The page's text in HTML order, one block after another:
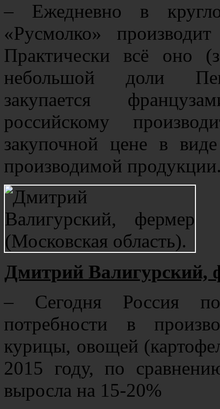
– Ежедневно в
«Русмолко»
Практически всё оно
небольшой доли
закупается
российскому
закупочной цене в
производимой
Дмитрий Валигурский,
– Сегодня Россия
потребности в
курицы, овощей
2015 году, по
выросла на 15-20%